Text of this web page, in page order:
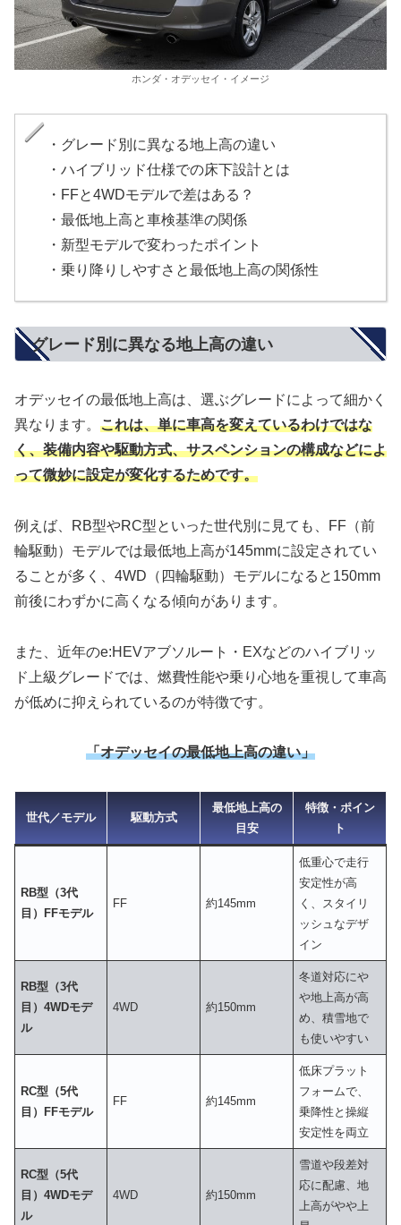
ホンダ・オデッセイ・イメージ
・グレード別に異なる地上高の違い
・ハイブリッド仕様での床下設計とは
・FFと4WDモデルで差はある？
・最低地上高と車検基準の関係
・新型モデルで変わったポイント
・乗り降りしやすさと最低地上高の関係性
グレード別に異なる地上高の違い
オデッセイの最低地上高は、選ぶグレードによって細かく
異なります。 これは、単に車高を変えているわけではな
く、装備内容や駆動方式、サスペンションの構成などによ
って微妙に設定が変化するためです。
例えば、RB型やRC型といった世代別に見ても、FF（前
輪駆動）モデルでは最低地上高が145mmに設定されてい
ることが多く、4WD（四輪駆動）モデルになると150mm
前後にわずかに高くなる傾向があります。
また、近年のe:HEVアブソルート・EXなどのハイブリッ
ド上級グレードでは、燃費性能や乗り心地を重視して車高
が低めに抑えられているのが特徴です。
「オデッセイの最低地上高の違い」
世代／モデル 駆動方式
最低地上高の
目安
特徴・ポイン
ト
RB型（3代
目）FFモデル
FF 約145mm
低重心で走行
安定性が高
く、スタイリ
ッシュなデザ
イン
RB型（3代
目）4WDモデ
ル
4WD 約150mm
冬道対応にや
や地上高が高
め、積雪地で
も使いやすい
RC型（5代
目）FFモデル
FF 約145mm
低床プラット
フォームで、
乗降性と操縦
安定性を両立
RC型（5代
目）4WDモデ
ル
4WD 約150mm
雪道や段差対
応に配慮、地
上高がやや上